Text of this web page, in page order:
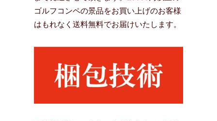
ゴルフコンペの景品をお買い上げのお客様
はもれなく送料無料でお届けいたします。